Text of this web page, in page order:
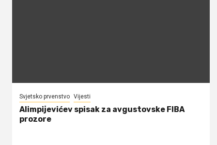
Svjetsko prvenstvo Vijesti
Alimpijevićev spisak za avgustovske FIBA
prozore